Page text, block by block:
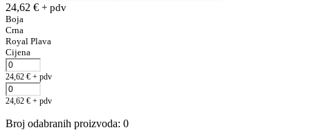
24,62 € + pdv
Boja
Crna
Royal Plava
Cijena
24,62 € + pdv
24,62 € + pdv
Broj odabranih proizvoda: 0